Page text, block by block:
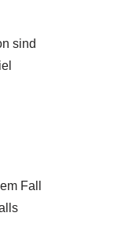
sind
Fall